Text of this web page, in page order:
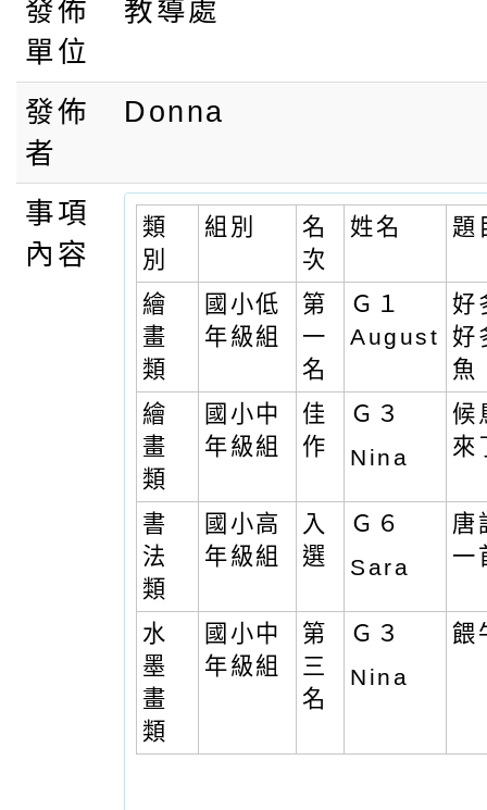
發佈
單位
教導處
發佈
者
Donna
事項
內容
類
別
組別
名
次
姓名 題
繪
畫
類
國小低
年級組
第
一
名
Ｇ１
August
好
好
魚
繪
畫
類
國小中
年級組
佳
作
Ｇ３
Nina
候
來
書
法
類
國小高
年級組
入
選
Ｇ６
Sara
唐
一
水
墨
畫
類
國小中
年級組
第
三
名
Ｇ３
Nina
餵